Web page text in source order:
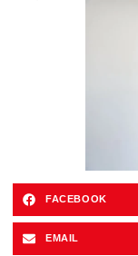
FACEBOOK
EMAIL